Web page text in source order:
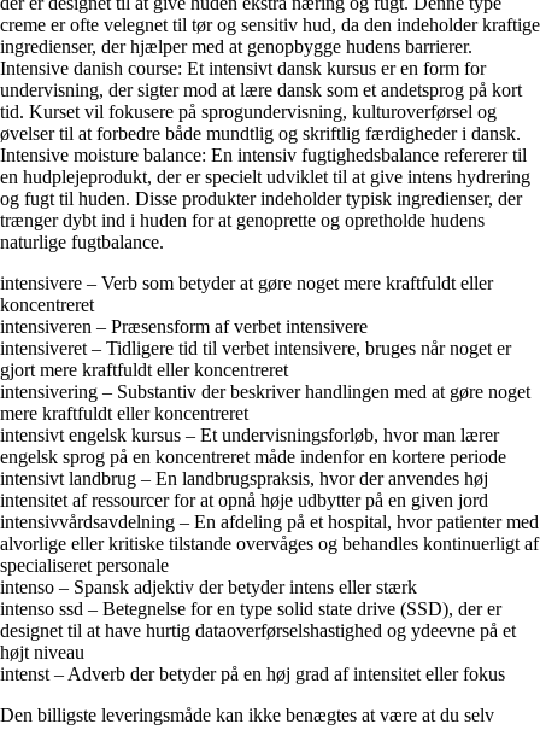
creme er ofte velegnet til tør og sensitiv hud, da den indeholder kraftige
ingredienser, der hjælper med at genopbygge hudens barrierer.
Intensive danish course: Et intensivt dansk kursus er en form for
undervisning, der sigter mod at lære dansk som et andetsprog på kort
tid. Kurset vil fokusere på sprogundervisning, kulturoverførsel og
øvelser til at forbedre både mundtlig og skriftlig færdigheder i dansk.
Intensive moisture balance: En intensiv fugtighedsbalance refererer til
en hudplejeprodukt, der er specielt udviklet til at give intens hydrering
og fugt til huden. Disse produkter indeholder typisk ingredienser, der
trænger dybt ind i huden for at genoprette og opretholde hudens
naturlige fugtbalance.
intensivere – Verb som betyder at gøre noget mere kraftfuldt eller
koncentreret
intensiveren – Præsensform af verbet intensivere
intensiveret – Tidligere tid til verbet intensivere, bruges når noget er
gjort mere kraftfuldt eller koncentreret
intensivering – Substantiv der beskriver handlingen med at gøre noget
mere kraftfuldt eller koncentreret
intensivt engelsk kursus – Et undervisningsforløb, hvor man lærer
engelsk sprog på en koncentreret måde indenfor en kortere periode
intensivt landbrug – En landbrugspraksis, hvor der anvendes høj
intensitet af ressourcer for at opnå høje udbytter på en given jord
intensivvårdsavdelning – En afdeling på et hospital, hvor patienter med
alvorlige eller kritiske tilstande overvåges og behandles kontinuerligt af
specialiseret personale
intenso – Spansk adjektiv der betyder intens eller stærk
intenso ssd – Betegnelse for en type solid state drive (SSD), der er
designet til at have hurtig dataoverførselshastighed og ydeevne på et
højt niveau
intenst – Adverb der betyder på en høj grad af intensitet eller fokus
Den billigste leveringsmåde kan ikke benægtes at være at du selv